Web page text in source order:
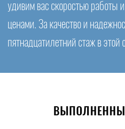
удивим вас скоростью работы
ценами. За качество и
пятнадцатилетний стаж в этой